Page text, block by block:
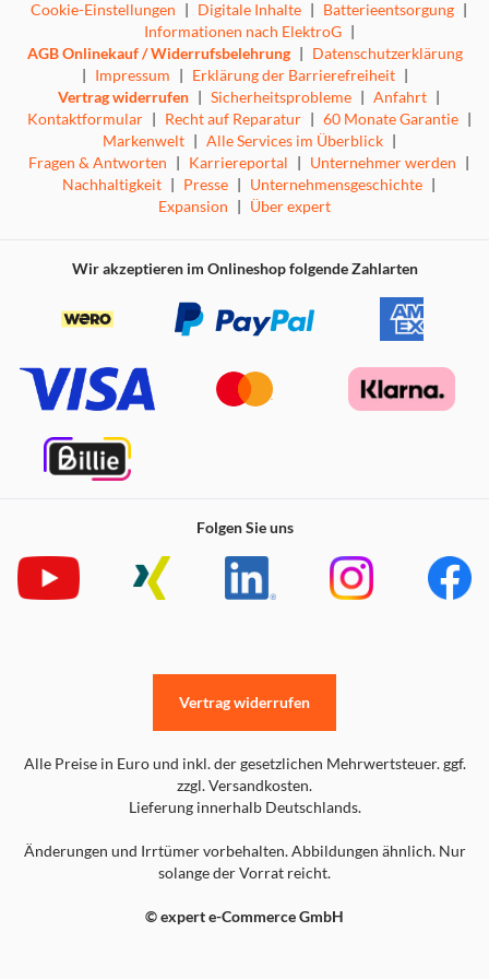
Cookie-Einstellungen | Digitale Inhalte | Batterieentsorgung |
Informationen nach ElektroG |
AGB Onlinekauf / Widerrufsbelehrung | Datenschutzerklärung
| Impressum | Erklärung der Barrierefreiheit |
Vertrag widerrufen | Sicherheitsprobleme | Anfahrt |
Kontaktformular | Recht auf Reparatur | 60 Monate Garantie |
Markenwelt | Alle Services im Überblick |
Fragen & Antworten | Karriereportal | Unternehmer werden |
Nachhaltigkeit | Presse | Unternehmensgeschichte |
Expansion | Über expert
Wir akzeptieren im Onlineshop folgende Zahlarten
Folgen Sie uns
Alle Preise in Euro und inkl. der gesetzlichen Mehrwertsteuer. ggf.
zzgl. Versandkosten.
Lieferung innerhalb Deutschlands.
Änderungen und Irrtümer vorbehalten. Abbildungen ähnlich. Nur
solange der Vorrat reicht.
© expert e-Commerce GmbH
Vertrag widerrufen